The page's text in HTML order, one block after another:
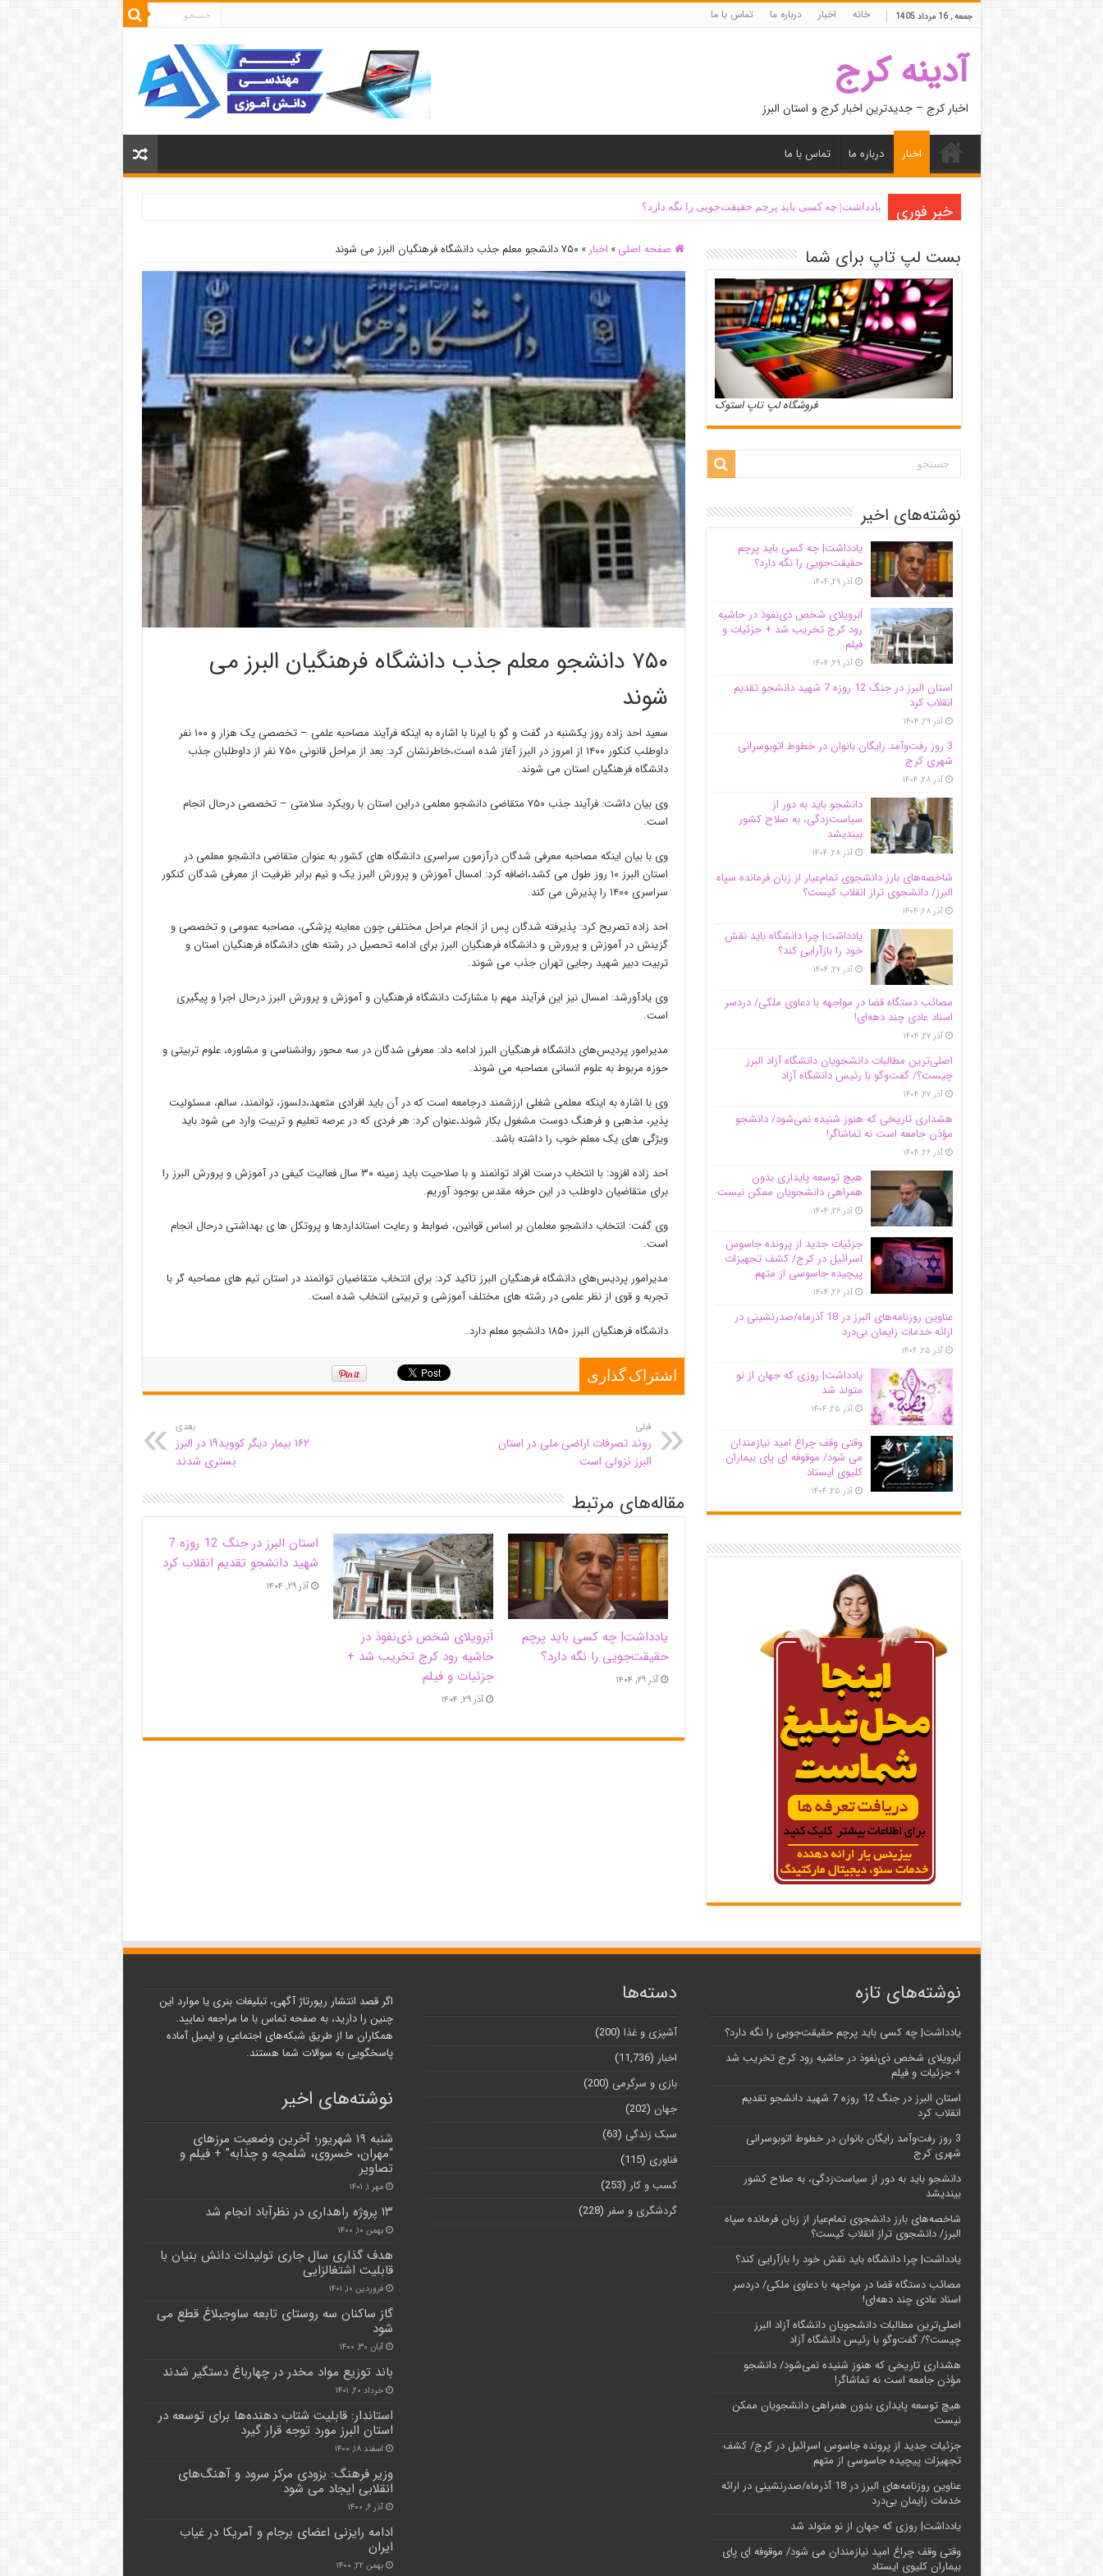
جمعه , 16 مرداد 1405 خانه اخبار درباره ما تماس با ما
آدینه کرج
اخبار کرج – جدیدترین اخبار کرج و استان البرز
اخبار درباره ما تماس با ما
خبر فوری یادداشت| ‌چه کسی باید پرچم حقیقت‌جویی را نگه دارد؟
صفحه اصلی » اخبار » ۷۵۰ دانشجو معلم جذب دانشگاه فرهنگیان البرز می شوند
۷۵۰ دانشجو معلم جذب دانشگاه فرهنگیان البرز می
شوند
سعید احد زاده روز یکشنبه در گفت و گو با ایرنا با اشاره به اینکه فرآیند مصاحبه علمی – تخصصی یک هزار و ۱۰۰ نفر
داوطلب کنکور ۱۴۰۰ از امروز در البرز آغاز شده است،خاطرنشان کرد: بعد از مراحل قانونی ۷۵۰ نفر از داوطلبان جذب
دانشگاه فرهنگیان استان می شوند.
وی بیان داشت: فرآیند جذب ۷۵۰ متقاضی دانشجو معلمی دراین استان با رویکرد سلامتی – تخصصی درحال انجام
است.
وی با بیان اینکه مصاحبه معرفی شدگان درآزمون سراسری دانشگاه های کشور به عنوان متقاضی دانشجو معلمی در
استان البرز ۱۰ روز طول می کشد،اضافه کرد: امسال آموزش و پرورش البرز یک و نیم برابر ظرفیت از معرفی شدگان کنکور
سراسری ۱۴۰۰ را پذیرش می کند.
احد زاده تصریح کرد: پذیرفته شدگان پس از انجام مراحل مختلفی چون معاینه پزشکی، مصاحبه عمومی و تخصصی و
گزینش در آموزش و پرورش و دانشگاه فرهنگیان البرز برای ادامه تحصیل در رشته های دانشگاه فرهنگیان استان و
تربیت دبیر شهید رجایی تهران جذب می شوند.
وی یادآورشد: امسال نیز این فرآیند مهم با مشارکت دانشگاه فرهنگیان و آموزش و پرورش البرز درحال اجرا و پیگیری
است.
مدیرامور پردیس‌های دانشگاه فرهنگیان البرز ادامه داد: معرفی شدگان در سه محور روانشناسی و مشاوره، علوم تربیتی و
حوزه مربوط به علوم انسانی مصاحبه می شوند.
وی با اشاره به اینکه معلمی شغلی ارزشمند درجامعه است که در آن باید افرادی متعهد،دلسوز، توانمند، سالم، مسئولیت
پذیر، مذهبی و فرهنگ دوست مشغول بکار شوند،عنوان کرد: هر فردی که در عرصه تعلیم و تربیت وارد می شود باید
ویژگی های یک معلم خوب را داشته باشد.
احد زاده افزود: با انتخاب درست افراد توانمند و با صلاحیت باید زمینه ۳۰ سال فعالیت کیفی در آموزش و پرورش البرز را
برای متقاضیان داوطلب در این حرفه مقدس بوجود آوریم.
وی گفت: انتخاب دانشجو معلمان بر اساس قوانین، ضوابط و رعایت استانداردها و پروتکل ها ی بهداشتی درحال انجام
است.
مدیرامور پردیس‌های دانشگاه فرهنگیان البرز تاکید کرد: برای انتخاب متقاضیان توانمند در استان تیم های مصاحبه گر با
تجربه و قوی از نظر علمی در رشته های مختلف آموزشی و تربیتی انتخاب شده است.
دانشگاه فرهنگیان البرز ۱۸۵۰ دانشجو معلم دارد.
اشتراک گذاری
قبلی
روند تصرفات اراضی ملی در استان
البرز نزولی است
بعدی
۱۶۲ بیمار دیگر کووید۱۹ در البرز
بستری شدند
مقاله‌های مرتبط
یادداشت| ‌چه کسی باید پرچم
حقیقت‌جویی را نگه دارد؟
آذر ۲۹, ۱۴۰۴
اَبَر‌ویلای شخص ذی‌نفوذ در
حاشیه‌ رود کرج تخریب شد +
جزئیات و فیلم
آذر ۲۹, ۱۴۰۴
استان البرز در جنگ 12 روزه 7
شهید دانشجو تقدیم انقلاب کرد
آذر ۲۹, ۱۴۰۴
بست لپ تاپ برای شما
فروشگاه لپ تاپ استوک
نوشته‌های اخیر
یادداشت| ‌چه کسی باید پرچم
حقیقت‌جویی را نگه دارد؟
آذر ۲۹, ۱۴۰۴
اَبَر‌ویلای شخص ذی‌نفوذ در حاشیه‌
رود کرج تخریب شد + جزئیات و
فیلم
آذر ۲۹, ۱۴۰۴
استان البرز در جنگ 12 روزه 7 شهید دانشجو تقدیم
انقلاب کرد
آذر ۲۹, ۱۴۰۴
3 روز رفت‌وآمد رایگان بانوان در خطوط اتوبوسرانی
شهری کرج
آذر ۲۸, ۱۴۰۴
دانشجو باید به دور از
سیاست‌زدگی، به صلاح کشور
بیندیشد
آذر ۲۸, ۱۴۰۴
شاخصه‌های بارز دانشجوی تمام‌عیار از زبان فرمانده سپاه
البرز/ دانشجوی تراز انقلاب کیست؟
آذر ۲۸, ۱۴۰۴
یادداشت| چرا دانشگاه باید نقش
خود را بازآرایی کند؟
آذر ۲۷, ۱۴۰۴
مصائب دستگاه قضا در مواجهه با دعاوی ملکی/ دردسر
اسناد عادی چند‌ دهه‌ای!
آذر ۲۷, ۱۴۰۴
اصلی‌ترین مطالبات دانشجویان دانشگاه آزاد البرز
چیست؟/ گفت‌وگو با رئیس دانشگاه آز‌اد
آذر ۲۷, ۱۴۰۴
هشداری تاریخی که هنوز شنیده نمی‌شود/ دانشجو
مؤذن جامعه است نه تماشاگر!
آذر ۲۶, ۱۴۰۴
هیچ توسعه پایداری بدون
همراهی دانشجویان ممکن نیست
آذر ۲۶, ۱۴۰۴
جزئیات جدید از پرونده جاسوس
اسرائیل در کرج/‌ کشف تجهیزات
پیچیده جاسوسی از متهم
آذر ۲۶, ۱۴۰۴
عناوین روزنامه‌های البرز در ‌18 آذرماه/صدرنشینی در
ارائه خدمات زایمان بی‌درد
آذر ۲۵, ۱۴۰۴
یادداشت| روزی که جهان از نو
متولد شد
آذر ۲۵, ۱۴۰۴
وقتی وقف چراغ امید نیازمندان
می شود/ موقوفه ای پای بیماران
کلیوی ایستاد
آذر ۲۵, ۱۴۰۴
نوشته‌های تازه
یادداشت| ‌چه کسی باید پرچم حقیقت‌جویی را نگه دارد؟
اَبَر‌ویلای شخص ذی‌نفوذ در حاشیه‌ رود کرج تخریب شد
+ جزئیات و فیلم
استان البرز در جنگ 12 روزه 7 شهید دانشجو تقدیم
انقلاب کرد
3 روز رفت‌وآمد رایگان بانوان در خطوط اتوبوسرانی
شهری کرج
دانشجو باید به دور از سیاست‌زدگی، به صلاح کشور
بیندیشد
شاخصه‌های بارز دانشجوی تمام‌عیار از زبان فرمانده سپاه
البرز/ دانشجوی تراز انقلاب کیست؟
یادداشت| چرا دانشگاه باید نقش خود را بازآرایی کند؟
مصائب دستگاه قضا در مواجهه با دعاوی ملکی/ دردسر
اسناد عادی چند‌ دهه‌ای!
اصلی‌ترین مطالبات دانشجویان دانشگاه آزاد البرز
چیست؟/ گفت‌وگو با رئیس دانشگاه آز‌اد
هشداری تاریخی که هنوز شنیده نمی‌شود/ دانشجو
مؤذن جامعه است نه تماشاگر!
هیچ توسعه پایداری بدون همراهی دانشجویان ممکن
نیست
جزئیات جدید از پرونده جاسوس اسرائیل در کرج/‌ کشف
تجهیزات پیچیده جاسوسی از متهم
عناوین روزنامه‌های البرز در ‌18 آذرماه/صدرنشینی در ارائه
خدمات زایمان بی‌درد
یادداشت| روزی که جهان از نو متولد شد
وقتی وقف چراغ امید نیازمندان می شود/ موقوفه ای پای
بیماران کلیوی ایستاد
دسته‌ها
آشپزی و غذا (200)
اخبار (11,736)
بازی و سرگرمی (200)
جهان (202)
سبک زندگی (63)
فناوری (115)
کسب و کار (253)
گردشگری و سفر (228)
اگر قصد انتشار رپورتاژ آگهی، تبلیغات بنری یا موارد این
چنین را دارید، به صفحه تماس با ما مراجعه نمایید.
همکاران ما از طریق شبکه‌های اجتماعی و ایمیل آماده
پاسخگویی به سوالات شما هستند.
نوشته‌های اخیر
شنبه ۱۹ شهریور؛ آخرین وضعیت مرزهای
“مهران، خسروی، شلمچه و چذابه” + فیلم و
تصاویر
مهر ۱, ۱۴۰۱
۱۳ پروژه راهداری در نظرآباد انجام شد
بهمن ۱۰, ۱۴۰۰
هدف گذاری سال جاری تولیدات دانش بنیان با
قابلیت اشتغالزایی
فروردین ۱۰, ۱۴۰۱
گاز ساکنان سه روستای تابعه ساوجبلاغ قطع می
شود
آبان ۳۰, ۱۴۰۰
باند توزیع مواد مخدر در چهارباغ دستگیر شدند
خرداد ۲۰, ۱۴۰۱
استاندار: قابلیت شتاب دهنده‌ها برای توسعه در
استان البرز مورد توجه قرار گیرد
اسفند ۱۸, ۱۴۰۰
وزیر فرهنگ: بزودی مرکز سرود و آهنگ‌های
انقلابی ایجاد می شود
آذر ۶, ۱۴۰۰
ادامه رایزنی اعضای برجام و آمریکا در غیاب
ایران
بهمن ۲۲, ۱۴۰۰